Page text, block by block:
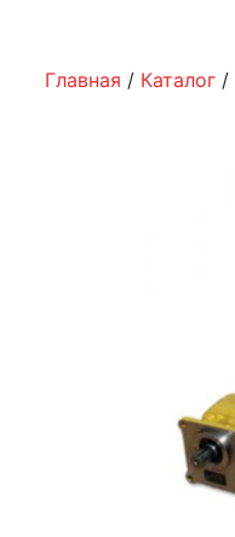
Главная / Каталог /